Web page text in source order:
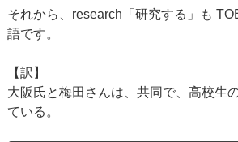
それから、research「研究する」も
語です。
【訳】
大阪氏と梅田さんは、共同で、高校生
ている。